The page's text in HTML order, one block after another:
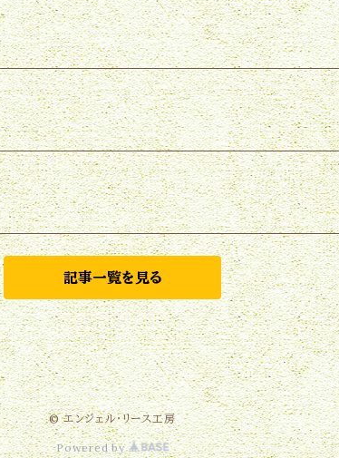
記事一覧を見る
© エンジェル・リース工房
Powered by